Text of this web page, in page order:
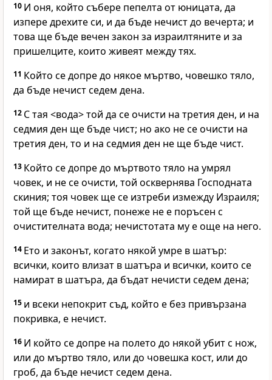
10 И оня, който събере пепелта от юницата, да
изпере дрехите си, и да бъде нечист до вечерта; и
това ще бъде вечен закон за израилтяните и за
пришелците, които живеят между тях.
11 Който се допре до някое мъртво, човешко тяло,
да бъде нечист седем дена.
12 С тая <вода> той да се очисти на третия ден, и на
седмия ден ще бъде чист; но ако не се очисти на
третия ден, то и на седмия ден не ще бъде чист.
13 Който се допре до мъртвото тяло на умрял
човек, и не се очисти, той осквернява Господната
скиния; тоя човек ще се изтреби измежду Израиля;
той ще бъде нечист, понеже не е поръсен с
очистителната вода; нечистотата му е още на него.
14 Ето и законът, когато някой умре в шатър:
всички, които влизат в шатъра и всички, които се
намират в шатъра, да бъдат нечисти седем дена;
15 и всеки непокрит съд, който е без привързана
покривка, е нечист.
16 И който се допре на полето до някой убит с нож,
или до мъртво тяло, или до човешка кост, или до
гроб, да бъде нечист седем дена.